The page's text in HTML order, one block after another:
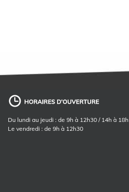
Du lundi au jeudi : de 9h à 12h30 / 14h à 18h
Le vendredi : de 9h à 12h30